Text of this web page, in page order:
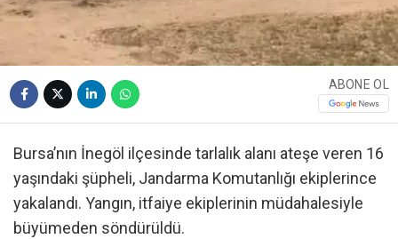
ABONE OL
Bursa’nın İnegöl ilçesinde tarlalık alanı ateşe veren 16
yaşındaki şüpheli, Jandarma Komutanlığı ekiplerince
yakalandı. Yangın, itfaiye ekiplerinin müdahalesiyle
büyümeden söndürüldü.